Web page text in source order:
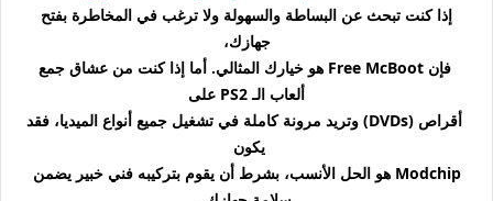
إذا كنت تبحث عن البساطة والسهولة ولا ترغب في المخاطرة بفتح
جهازك،
فإن Free McBoot هو خيارك المثالي. أما إذا كنت من عشاق جمع
ألعاب الـ PS2 على
أقراص (DVDs) وتريد مرونة كاملة في تشغيل جميع أنواع الميديا، فقد
يكون
Modchip هو الحل الأنسب، بشرط أن يقوم بتركيبه فني خبير يضمن